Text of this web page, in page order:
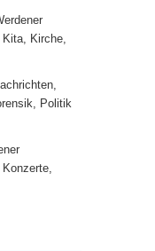
Kita, Kirche,
Politik